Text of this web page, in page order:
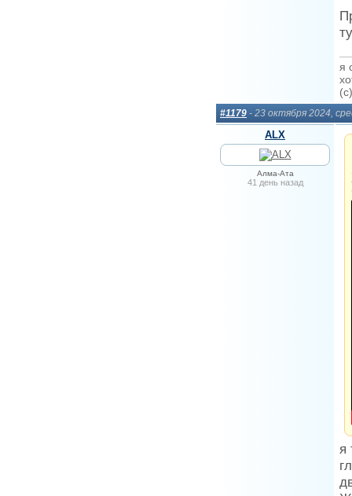
я
(c)
#1179 - 23 октября 2024,
ALX
Алма-Ата
41 день назад
я